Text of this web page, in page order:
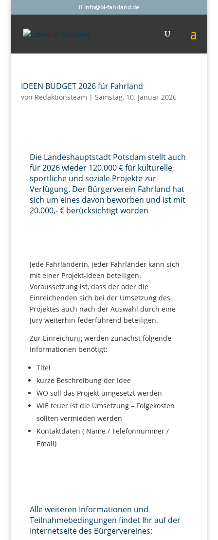
info@bi-fahrland.de
IDEEN BUDGET 2026 für Fahrland
von Redaktionsteam | Samstag, 10. Januar 2026
Die Landeshauptstadt Potsdam stellt auch
für 2026 wieder 120.000 € für kulturelle,
sportliche und soziale Projekte zur
Verfügung. Der Bürgerverein Fahrland hat
sich um eines davon beworben und ist mit
20.000,- € berücksichtigt worden
Jede Fahrländerin, jeder Fahrländer kann sich
mit einer Projekt-Ideen beteiligen.
Voraussetzung ist, dass der oder die
Einreichenden sich bei der Umsetzung des
Projektes auch nach der Auswahl durch eine
Jury weiterhin federführend beteiligen.
Zur Einreichung werden zunächst folgende
Informationen benötigt:
Titel
kurze Beschreibung der Idee
WO soll das Projekt umgesetzt werden
WIE teuer ist die Umsetzung – Folgekosten
sollten vermieden werden
Kontaktdaten ( Name / Telefonnummer /
Email)
Alle weiteren Informationen und
Teilnahmebedingungen findet Ihr auf der
Internetseite des Bürgervereines: